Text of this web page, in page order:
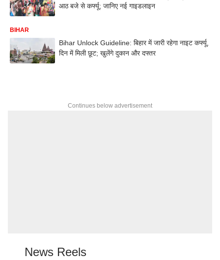
आठ बजे से कर्फ्यू; जानिए नई गाइडलाइन
BIHAR
Bihar Unlock Guideline: बिहार में जारी रहेगा नाइट कर्फ्यू,
दिन में मिली छूट; खुलेंगे दुकान और दफ्तर
Continues below advertisement
News Reels